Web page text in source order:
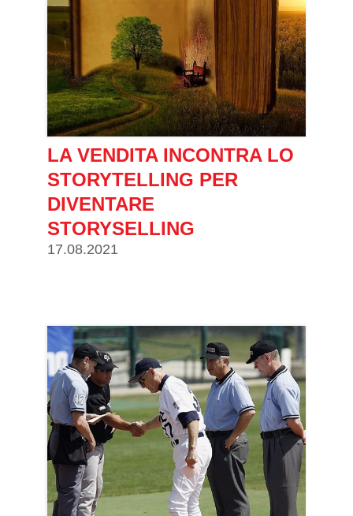
LA VENDITA INCONTRA LO
STORYTELLING PER
DIVENTARE
STORYSELLING
17.08.2021